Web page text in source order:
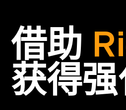
借助
获得